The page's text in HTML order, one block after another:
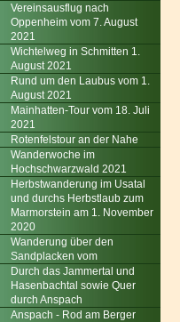
Vereinsausflug nach
Oppenheim vom 7. August
2021
Wichtelweg in Schmitten 1.
August 2021
Rund um den Laubus vom 1.
August 2021
Mainhatten-Tour vom 18. Juli
2021
Rotenfelstour an der Nahe
Wanderwoche im
Hochschwarzwald 2021
Herbstwanderung im Usatal
und durchs Herbstlaub zum
Marmorstein am 1. November
2020
Wanderung über den
Sandplacken vom
Durch das Jammertal und
Hasenbachtal sowie Quer
durch Anspach
Anspach - Rod am Berger